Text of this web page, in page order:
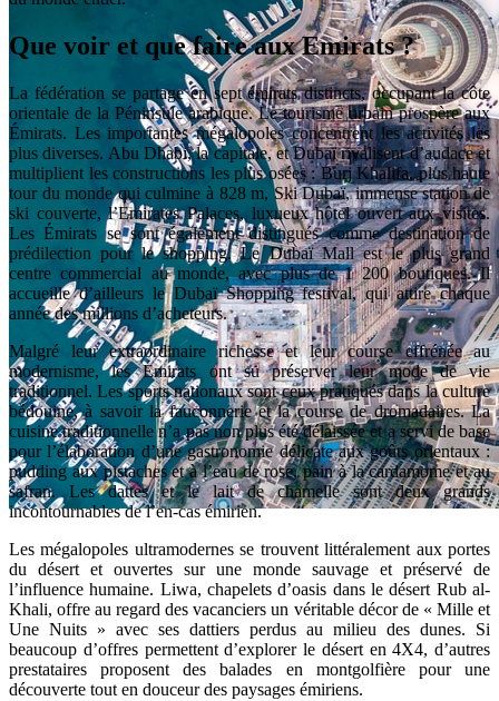
Voyage aux Emirats que voir et
que faire ?
Notre guide de voyage pour la destination
des Emirats
Que voir et que faire aux Emirats ?
La fédération se partage en sept émirats distincts, occupant la côte
orientale de la Péninsule arabique. Le tourisme urbain prospère aux
Émirats. Les importantes mégalopoles concentrent les activités les
plus diverses. Abu Dhabi, la capitale, et Dubaï rivalisent d’audace et
multiplient les constructions les plus osées : Burj Khalifa, plus haute
tour du monde qui culmine à 828 m, Ski Dubaï, immense station de
ski couverte, l’Emirates Palaces, luxueux hôtel ouvert aux visites.
Les Émirats se sont également distingués comme destination de
prédilection pour le shopping. Le Dubaï Mall est le plus grand
centre commercial au monde, avec plus de 1 200 boutiques. Il
accueille d’ailleurs le Dubaï Shopping festival, qui attire chaque
année des millions d’acheteurs.
Malgré leur extraordinaire richesse et leur course effrénée au
modernisme, les Émirats ont su préserver leur mode de vie
traditionnel. Les sports nationaux sont ceux pratiqués dans la culture
bédouine, à savoir la fauconnerie et la course de dromadaires. La
cuisine traditionnelle n’a pas non plus été délaissée et a servi de base
pour l’élaboration d’une gastronomie délicate aux goûts orientaux :
pudding aux pistaches et à l’eau de rose, pain à la cardamome et au
safran. Les dattes et le lait de chamelle sont deux grands
incontournables de l’en-cas émirien.
Les mégalopoles ultramodernes se trouvent littéralement aux portes
du désert et ouvertes sur une monde sauvage et préservé de
l’influence humaine. Liwa, chapelets d’oasis dans le désert Rub al-
Khali, offre au regard des vacanciers un véritable décor de « Mille et
Une Nuits » avec ses dattiers perdus au milieu des dunes. Si
beaucoup d’offres permettent d’explorer le désert en 4X4, d’autres
prestataires proposent des balades en montgolfière pour une
découverte tout en douceur des paysages émiriens.